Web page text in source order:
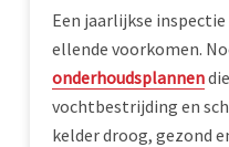
Een jaarlijkse
ellende voorkomen.
onderhoudsplannen
vochtbestrijding en
kelder droog, gezond